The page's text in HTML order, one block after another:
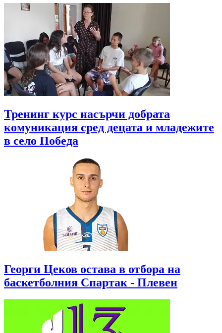
Тренинг курс насърчи добрата
комуникация сред децата и младежите
в село Победа
Георги Цеков остава в отбора на
баскетболния Спартак - Плевен